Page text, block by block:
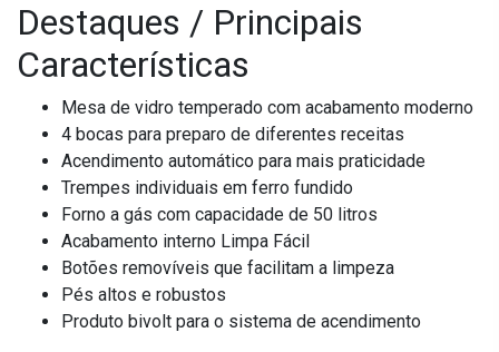
Destaques / Principais
Características
Mesa de vidro temperado com acabamento moderno
4 bocas para preparo de diferentes receitas
Acendimento automático para mais praticidade
Trempes individuais em ferro fundido
Forno a gás com capacidade de 50 litros
Acabamento interno Limpa Fácil
Botões removíveis que facilitam a limpeza
Pés altos e robustos
Produto bivolt para o sistema de acendimento